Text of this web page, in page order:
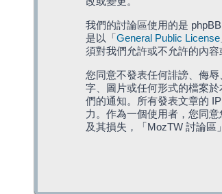
我們的討論區使用的是
是以「 General Public License
須對我們允許或不允許的內
您同意不發表任何誹謗、侮
字、圖片或任何形式的檔案
們的通知。所有發表文章的
力。作為一個使用者，您同
及其損失，「MozTW 討論區